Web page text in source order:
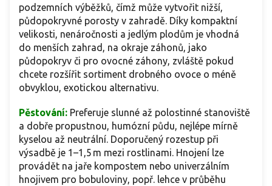
podzemních výběžků, čímž může vytvořit nižší,
půdopokryvné porosty v zahradě. Díky kompaktní
velikosti, nenáročnosti a jedlým plodům je vhodná
do menších zahrad, na okraje záhonů, jako
půdopokryv či pro ovocné záhony, zvláště pokud
chcete rozšířit sortiment drobného ovoce o méně
obvyklou, exotickou alternativu.
Pěstování: Preferuje slunné až polostinné stanoviště
a dobře propustnou, humózní půdu, nejlépe mírně
kyselou až neutrální. Doporučený rozestup při
výsadbě je 1–1,5 m mezi rostlinami. Hnojení lze
provádět na jaře kompostem nebo univerzálním
hnojivem pro bobuloviny, popř. lehce v průběhu